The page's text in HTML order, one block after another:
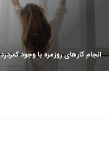
انجام کارهای روزمره با وجود کمردرد